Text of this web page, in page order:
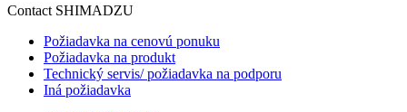
Contact SHIMADZU
Požiadavka na cenovú ponuku
Požiadavka na produkt
Technický servis/ požiadavka na podporu
Iná požiadavka